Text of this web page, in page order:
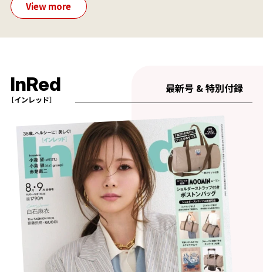
View more
InRed
［インレッド］
最新号 & 特別付録